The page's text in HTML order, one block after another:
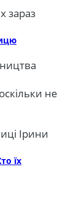
зараз
не
Ірини
їх